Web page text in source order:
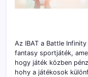
Az IBAT a Battle
fantasy sportjáték,
hogy játék közben
hohy a játékosok